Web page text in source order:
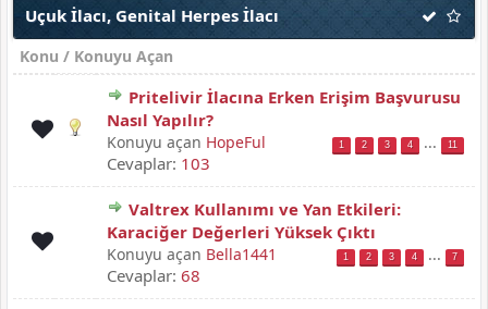
Uçuk İlacı, Genital Herpes İlacı
Konu / Konuyu Açan
Pritelivir İlacına Erken Erişim Başvurusu
Nasıl Yapılır?
Konuyu açan HopeFul 1 2 3 4 ... 11
Cevaplar: 103
Valtrex Kullanımı ve Yan Etkileri:
Karaciğer Değerleri Yüksek Çıktı
Konuyu açan Bella1441 1 2 3 4 ... 7
Cevaplar: 68